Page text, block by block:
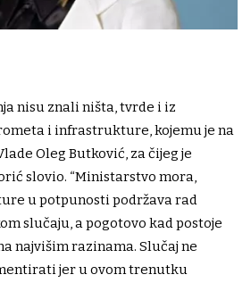
nisu znali ništa, tvrde i iz
i infrastrukture, kojemu je na
Oleg Butković, za čijeg je
slovio. “Ministarstvo mora,
u potpunosti podržava rad
slučaju, a pogotovo kad postoje
najvišim razinama. Slučaj ne
jer u ovom trenutku